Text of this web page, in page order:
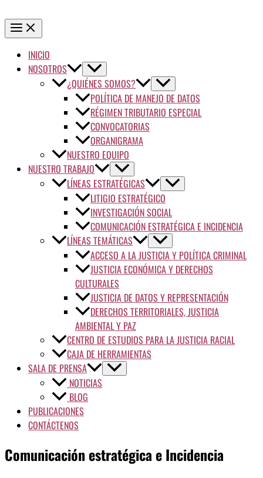
INICIO
NOSOTROS
¿QUIÉNES SOMOS?
POLÍTICA DE MANEJO DE DATOS
RÉGIMEN TRIBUTARIO ESPECIAL
CONVOCATORIAS
ORGANIGRAMA
NUESTRO EQUIPO
NUESTRO TRABAJO
LÍNEAS ESTRATÉGICAS
LITIGIO ESTRATÉGICO
INVESTIGACIÓN SOCIAL
COMUNICACIÓN ESTRATÉGICA E INCIDENCIA
LÍNEAS TEMÁTICAS
ACCESO A LA JUSTICIA Y POLÍTICA CRIMINAL
JUSTICIA ECONÓMICA Y DERECHOS
CULTURALES
JUSTICIA DE DATOS Y REPRESENTACIÓN
DERECHOS TERRITORIALES, JUSTICIA
AMBIENTAL Y PAZ
CENTRO DE ESTUDIOS PARA LA JUSTICIA RACIAL
CAJA DE HERRAMIENTAS
SALA DE PRENSA
NOTICIAS
BLOG
PUBLICACIONES
CONTÁCTENOS
Comunicación estratégica e Incidencia